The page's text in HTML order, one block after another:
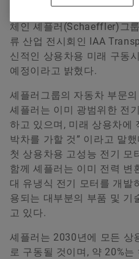
Communication and
+82 2 311 3070
info.kr@schaeffler.com
체인 셰플러(Schaeffler)그
류 산업 전시회인 IAA
신적인 상용차용 미래 구동
예정이라고 밝혔다.
셰플러그룹의 자동차 부문
셰플러는 이미 광범위한 전
하고 있으며, 미래 상용차에
박차를 가할 것” 이라고 말
첫 상용차용 고성능 전기 모
함께 셰플러는 이미 전력 변
대 유냉식 전기 모터를 개발
용되는 대부분의 부품 및 기
고 있다.
셰플러는 2030년에 모든 상
로 구동될 것이며, 약 20%